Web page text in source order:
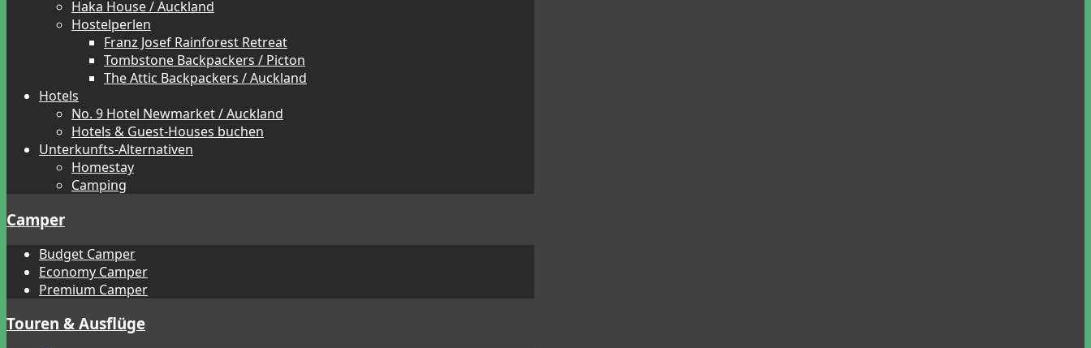
Haka House / Auckland
Hostelperlen
Franz Josef Rainforest Retreat
Tombstone Backpackers / Picton
The Attic Backpackers / Auckland
Hotels
No. 9 Hotel Newmarket / Auckland
Hotels & Guest-Houses buchen
Unterkunfts-Alternativen
Homestay
Camping
Camper
Budget Camper
Economy Camper
Premium Camper
Touren & Ausflüge